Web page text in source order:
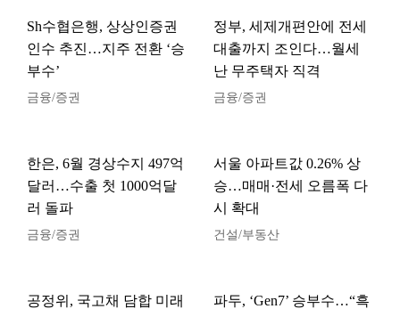
Sh수협은행, 상상인증권
인수 추진…지주 전환 ‘승
부수’
금융/증권
정부, 세제개편안에 전세
대출까지 조인다…월세
난 무주택자 직격
금융/증권
한은, 6월 경상수지 497억
달러…수출 첫 1000억달
러 돌파
금융/증권
서울 아파트값 0.26% 상
승…매매·전세 오름폭 다
시 확대
건설/부동산
공정위, 국고채 담합 미래
파두, ‘Gen7’ 승부수…“흑